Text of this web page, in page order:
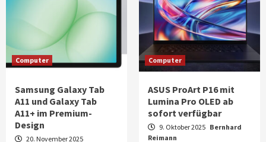
Computer
Samsung Galaxy Tab
A11 und Galaxy Tab
A11+ im Premium-
Design
20. November 2025
Computer
ASUS ProArt P16 mit
Lumina Pro OLED ab
sofort verfügbar
9. Oktober 2025 Bernhard
Reimann